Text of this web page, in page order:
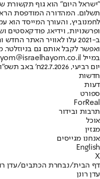
"ישראל היום" הוא גוף תקשורת
ופרשנויות, וידיאו, פודקאסטים
ב-2021 עלו לאוויר
ואפשר לקבל אותם גם בניוזלטר.
במייל hayom@israelhayom.co.il.
יום רביעי, 22.7.2026
ח' באב תשפ"ו
חדשות
דעות
ספורט
ForReal
תרבות ובידור
אוכל
מגזין
אנחנו מגייסים
English
X
דף הבית/נבחרת הכתבים/עדן
עדן רונן